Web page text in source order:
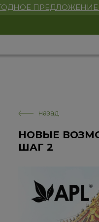
ПРЕДЛОЖЕНИЕ
назад
НОВЫЕ
ШАГ 2